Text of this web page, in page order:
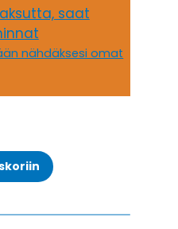
saat
nähdäksesi omat